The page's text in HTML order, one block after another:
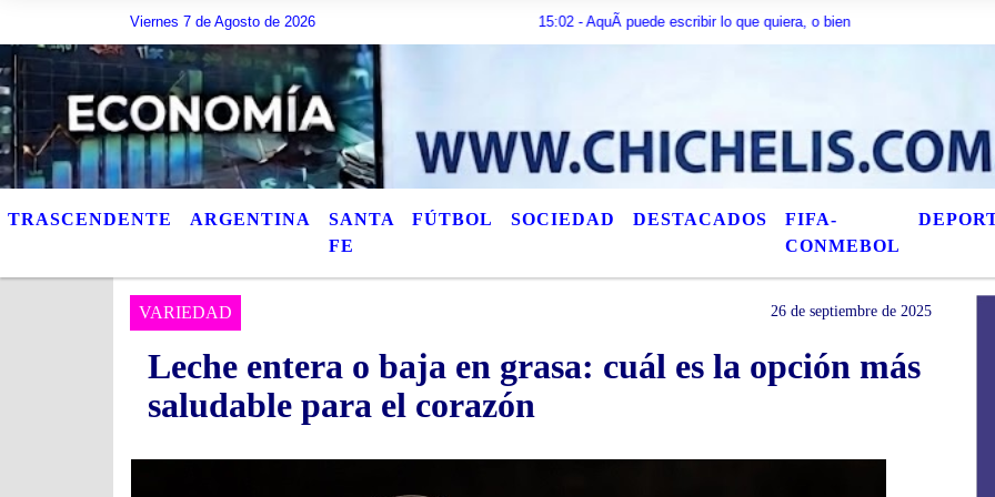
Viernes 7 de Agosto de 2026
Hoy es Viernes 7 de Agosto de 2026 y son las 15:02 - AquÃ­ puede escribir lo que quiera, o bien puede mostrar los Ãºltimos
TRASCENDENTE ARGENTINA
SANTA
FE
FÚTBOL SOCIEDAD DESTACADOS
FIFA-
CONMEBOL
VARIEDAD 26 de septiembre de 2025
Leche entera o baja en grasa: cuál es la opción más
saludable para el corazón